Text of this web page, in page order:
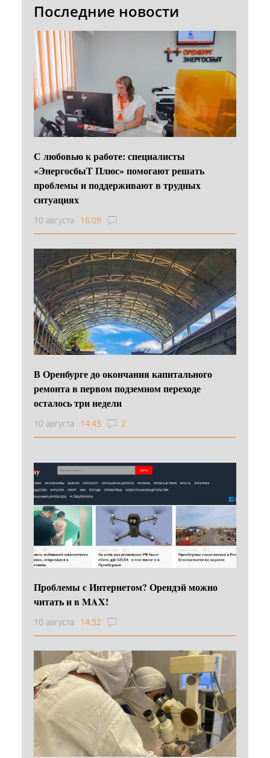
Последние новости
С любовью к работе: специалисты
«ЭнергосбыТ Плюс» помогают решать
проблемы и поддерживают в трудных
ситуациях
10 августа 16:09
В Оренбурге до окончания капитального
ремонта в первом подземном переходе
осталось три недели
10 августа 14:43 2
Проблемы с Интернетом? Орендэй можно
читать и в MAX!
10 августа 14:32